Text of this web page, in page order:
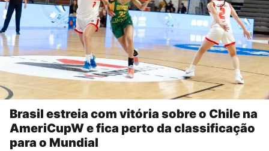
Brasil estreia com vitória sobre o Chile na
AmeriCupW e fica perto da classificação
para o Mundial